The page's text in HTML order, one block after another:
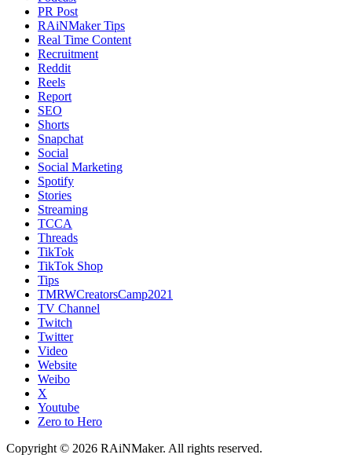
PR Post
RAiNMaker Tips
Real Time Content
Recruitment
Reddit
Reels
Report
SEO
Shorts
Snapchat
Social
Social Marketing
Spotify
Stories
Streaming
TCCA
Threads
TikTok
TikTok Shop
Tips
TMRWCreatorsCamp2021
TV Channel
Twitch
Twitter
Video
Website
Weibo
X
Youtube
Zero to Hero
Copyright © 2026 RAiNMaker. All rights reserved.